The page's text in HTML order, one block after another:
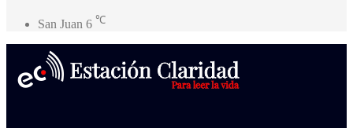
San Juan 6 ℃